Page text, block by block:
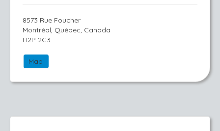
8573 Rue Foucher
Montréal, Québec, Canada
H2P 2C3
Map